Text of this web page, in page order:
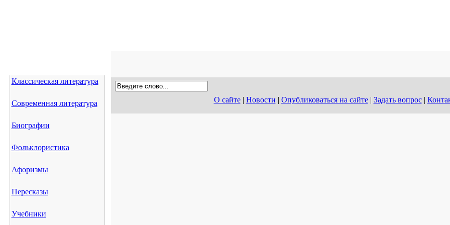
Классическая литература
Современная литература
Биографии
Фольклористика
Афоризмы
Пересказы
Учебники
О сайте| Новости | Опубликоваться на сайте| Задать вопрос|